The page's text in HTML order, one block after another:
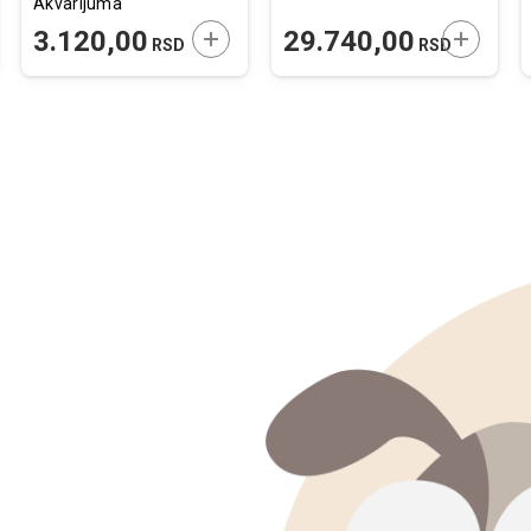
U KORPU
3.120,00 RSD DODAJTE U KORPU
29.740,00 RSD